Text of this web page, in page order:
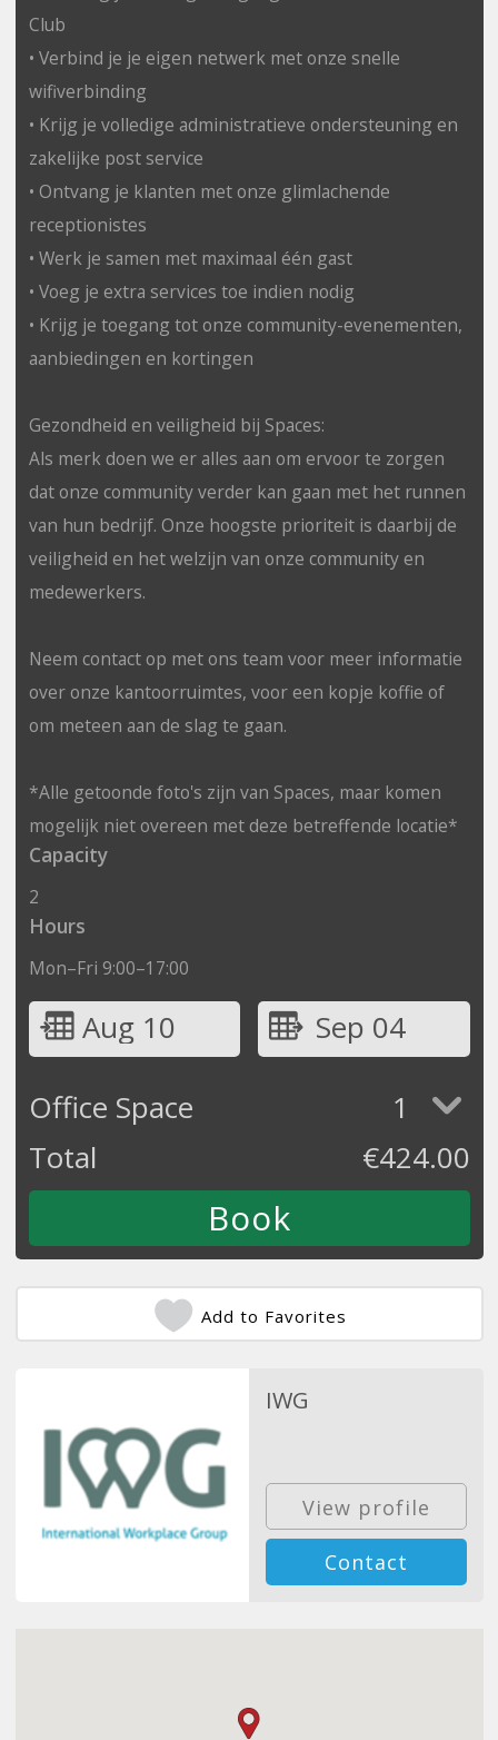
Club
• Verbind je je eigen netwerk met onze snelle
wifiverbinding
• Krijg je volledige administratieve ondersteuning en
zakelijke post service
• Ontvang je klanten met onze glimlachende
receptionistes
• Werk je samen met maximaal één gast
• Voeg je extra services toe indien nodig
• Krijg je toegang tot onze community-evenementen,
aanbiedingen en kortingen
Gezondheid en veiligheid bij Spaces:
Als merk doen we er alles aan om ervoor te zorgen
dat onze community verder kan gaan met het runnen
van hun bedrijf. Onze hoogste prioriteit is daarbij de
veiligheid en het welzijn van onze community en
medewerkers.
Neem contact op met ons team voor meer informatie
over onze kantoorruimtes, voor een kopje koffie of
om meteen aan de slag te gaan.
*Alle getoonde foto's zijn van Spaces, maar komen
mogelijk niet overeen met deze betreffende locatie*
Capacity
2
Hours
Mon–Fri 9:00–17:00
Aug 10
Sep 04
Office Space
1
Total
€424.00
Add to Favorites
IWG
View profile
Contact